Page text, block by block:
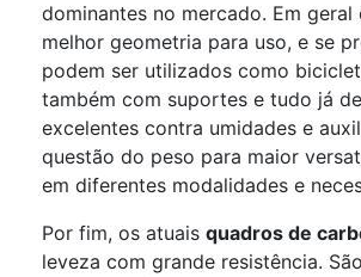
dominantes no mercado. Em geral
melhor geometria para uso, e se
podem ser utilizados como
também com suportes e tudo já
excelentes contra umidades e
questão do peso para maior
em diferentes modalidades e
Por fim, os atuais quadros de
leveza com grande resistência.